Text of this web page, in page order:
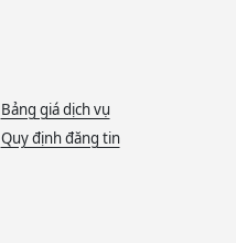
Bảng giá dịch vụ
Quy định đăng tin